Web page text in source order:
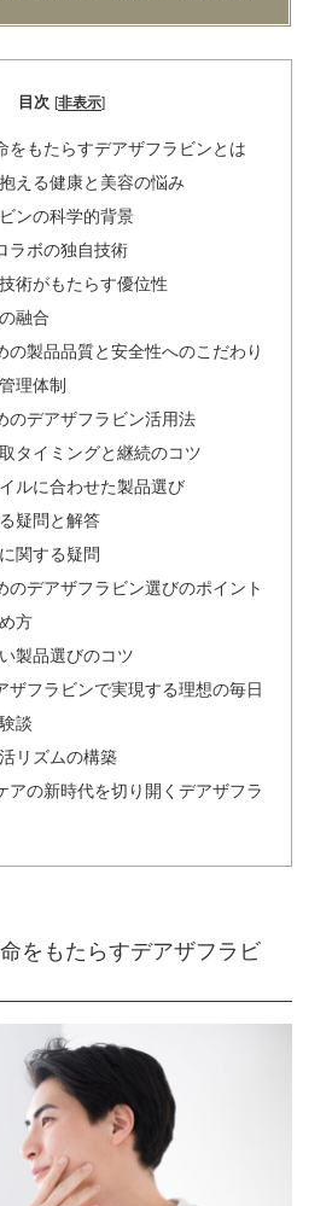
目次 [非表示]
をもたらすデアザフラビンとは
える健康と美容の悩み
ンの科学的背景
ラボの独自技術
術がもたらす優位性
融合
の製品品質と安全性へのこだわり
理体制
のデアザフラビン活用法
タイミングと継続のコツ
ルに合わせた製品選び
疑問と解答
関する疑問
のデアザフラビン選びのポイント
方
製品選びのコツ
ザフラビンで実現する理想の毎日
談
リズムの構築
アの新時代を切り開くデアザフラ
をもたらすデアザフラビ